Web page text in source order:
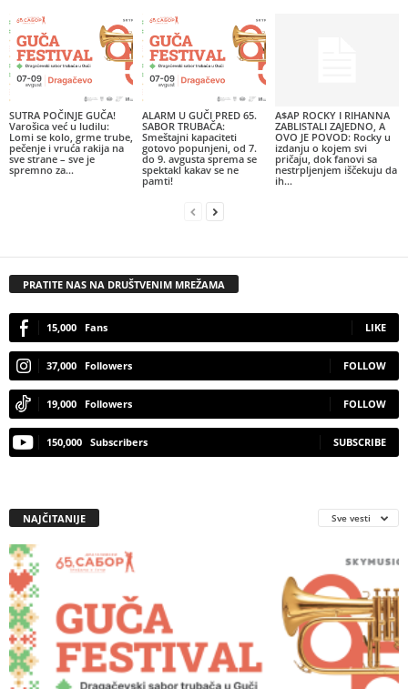
SUTRA POČINJE GUČA!
Varošica već u ludilu:
Lomi se kolo, grme trube,
pečenje i vruća rakija na
sve strane – sve je
spremno za...
ALARM U GUČI PRED 65.
SABOR TRUBAČA:
Smeštajni kapaciteti
gotovo popunjeni, od 7.
do 9. avgusta sprema se
spektakl kakav se ne
pamti!
A$AP ROCKY I RIHANNA
ZABLISTALI ZAJEDNO, A
OVO JE POVOD: Rocky u
izdanju o kojem svi
pričaju, dok fanovi sa
nestrpljenjem iščekuju da
ih...
PRATITE NAS NA DRUŠTVENIM MREŽAMA
15,000 Fans LIKE
37,000 Followers FOLLOW
19,000 Followers FOLLOW
150,000 Subscribers SUBSCRIBE
NAJČITANIJE Sve vesti